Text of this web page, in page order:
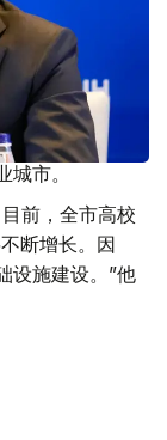
市。
前，全市高校
断增长。因
设施建设。”他